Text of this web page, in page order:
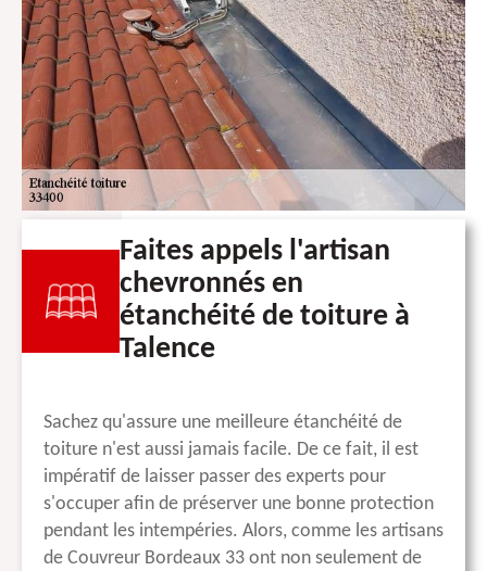
Faites appels l'artisan
chevronnés en
étanchéité de toiture à
Talence
Sachez qu'assure une meilleure étanchéité de
toiture n'est aussi jamais facile. De ce fait, il est
impératif de laisser passer des experts pour
s'occuper afin de préserver une bonne protection
pendant les intempéries. Alors, comme les artisans
de Couvreur Bordeaux 33 ont non seulement de